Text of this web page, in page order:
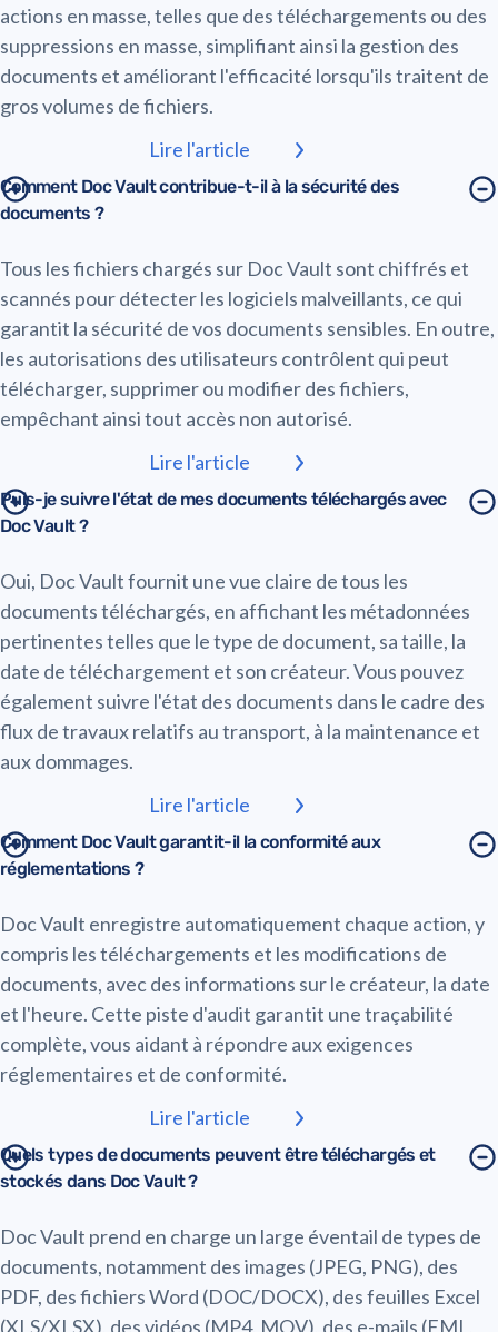
actions en masse, telles que des téléchargements ou des
suppressions en masse, simplifiant ainsi la gestion des
documents et améliorant l'efficacité lorsqu'ils traitent de
gros volumes de fichiers.
Lire l'article
Comment Doc Vault contribue-t-il à la sécurité des
documents ?
Tous les fichiers chargés sur Doc Vault sont chiffrés et
scannés pour détecter les logiciels malveillants, ce qui
garantit la sécurité de vos documents sensibles. En outre,
les autorisations des utilisateurs contrôlent qui peut
télécharger, supprimer ou modifier des fichiers,
empêchant ainsi tout accès non autorisé.
Lire l'article
Puis-je suivre l'état de mes documents téléchargés avec
Doc Vault ?
Oui, Doc Vault fournit une vue claire de tous les
documents téléchargés, en affichant les métadonnées
pertinentes telles que le type de document, sa taille, la
date de téléchargement et son créateur. Vous pouvez
également suivre l'état des documents dans le cadre des
flux de travaux relatifs au transport, à la maintenance et
aux dommages.
Lire l'article
Comment Doc Vault garantit-il la conformité aux
réglementations ?
Doc Vault enregistre automatiquement chaque action, y
compris les téléchargements et les modifications de
documents, avec des informations sur le créateur, la date
et l'heure. Cette piste d'audit garantit une traçabilité
complète, vous aidant à répondre aux exigences
réglementaires et de conformité.
Lire l'article
Quels types de documents peuvent être téléchargés et
stockés dans Doc Vault ?
Doc Vault prend en charge un large éventail de types de
documents, notamment des images (JPEG, PNG), des
PDF, des fichiers Word (DOC/DOCX), des feuilles Excel
(XLS/XLSX), des vidéos (MP4, MOV), des e-mails (EML,